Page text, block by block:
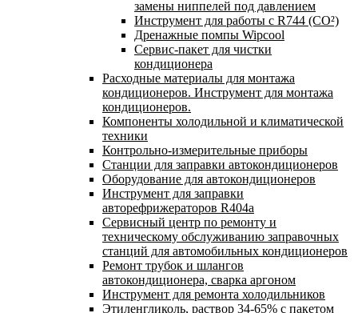
замены ниппелей под давлением
Инструмент для работы с R744 (CO²)
Дренажные помпы Wipcool
Сервис-пакет для чистки
кондиционера
Расходные материалы для монтажа
кондиционеров. Инструмент для монтажа
кондиционеров.
Компоненты холодильной и климатической
техники
Контрольно-измерительные приборы
Станции для заправки автокондиционеров
Оборудование для автокондиционеров
Инструмент для заправки
авторефрижераторов R404a
Сервисный центр по ремонту и
техническому обслуживанию заправочных
станций для автомобильных кондиционеров
Ремонт трубок и шлангов
автокондиционера, сварка аргоном
Инструмент для ремонта холодильников
Этиленгликоль, раствор 34-65% с пакетом